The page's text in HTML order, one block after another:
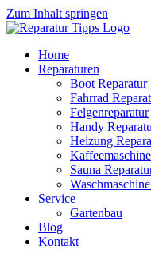
Zum Inhalt springen
Home
Reparaturen
Boot Reparatur
Fahrrad
Felgenreparatur
Handy
Heizung
Sauna
Service
Gartenbau
Blog
Kontakt